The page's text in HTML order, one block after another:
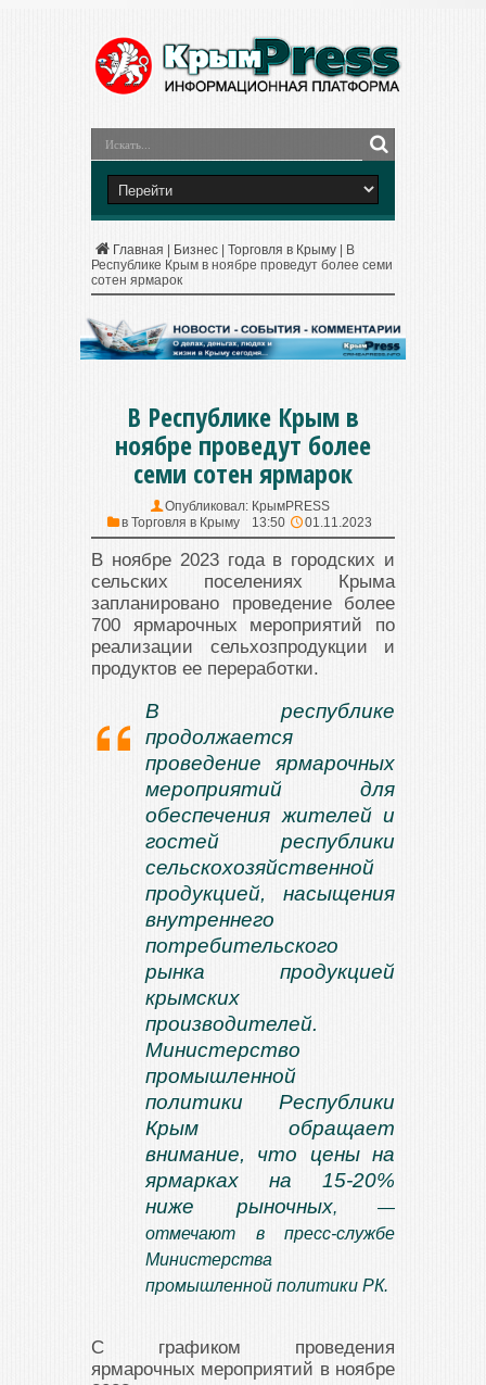
Главная Бизнес Торговля в Крыму
В
Республике Крым в ноябре проведут более семи
сотен ярмарок
В Республике Крым в
ноябре проведут более
семи сотен ярмарок
Опубликовал: КрымPRESS
в Торговля в Крыму 13:50 01.11.2023
В ноябре 2023 года в городских и
сельских поселениях Крыма
запланировано проведение более
700 ярмарочных мероприятий по
реализации сельхозпродукции и
продуктов ее переработки.
В республике
продолжается
проведение ярмарочных
мероприятий для
обеспечения жителей и
гостей республики
сельскохозяйственной
продукцией, насыщения
внутреннего
потребительского
рынка продукцией
крымских
производителей.
Министерство
промышленной
политики Республики
Крым обращает
внимание, что цены на
ярмарках на 15-20%
ниже рыночных, —
отмечают в пресс-службе
Министерства
промышленной политики РК.
С графиком проведения
ярмарочных мероприятий в ноябре